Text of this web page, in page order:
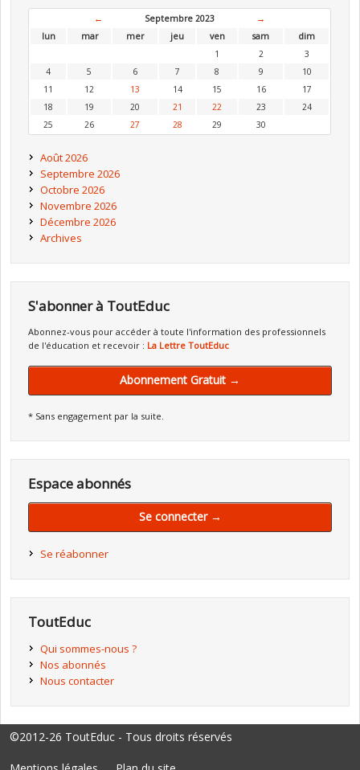
← Septembre 2023
→
lun
mar mer jeu ven sam
dim
1
2
3
4
5 6 7 8 9
10
11
12 13 14 15 16
17
18
19 20 21 22 23
24
25
26 27 28 29 30
Août 2026
Septembre 2026
Octobre 2026
Novembre 2026
Décembre 2026
Archives
S'abonner à ToutEduc
Abonnez-vous pour accéder à toute l'information des professionnels
de l'éducation et recevoir : La Lettre ToutEduc
Abonnement Gratuit →
* Sans engagement par la suite.
Espace abonnés
Se connecter →
Se réabonner
ToutEduc
Qui sommes-nous ?
Nos abonnés
Nous contacter
©2012-26 ToutEduc - Tous droits réservés